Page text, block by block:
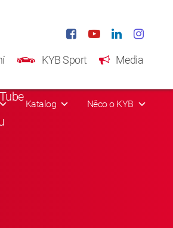
KYB Sport Media
Katalog Něco o KYB